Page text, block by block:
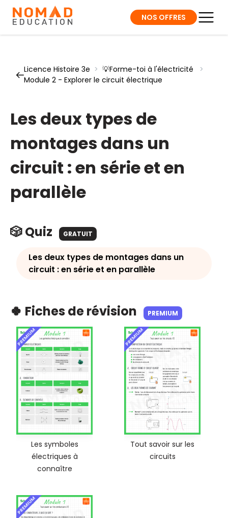
NOS OFFRES
Licence Histoire 3e > 💡Forme-toi à l'électricité
>
Module 2 - Explorer le circuit électrique
Les deux types de
montages dans un
circuit : en série et en
parallèle
🎲 Quiz GRATUIT
Les deux types de montages dans un
circuit : en série et en parallèle
🍀 Fiches de révision PREMIUM
PREMIUM
Les symboles
électriques à
connaître
PREMIUM
Tout savoir sur les
circuits
PREMIUM